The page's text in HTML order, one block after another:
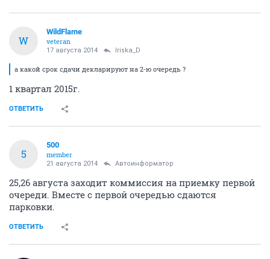
W
WildFlame
veteran
17 августа 2014 Iriska_D
а какой срок сдачи декларируют на 2-ю очередь ?
1 квартал 2015г.
ОТВЕТИТЬ
5
500
member
21 августа 2014 Автоинформатор
25,26 августа заходит коммиссия на приемку первой
очереди. Вместе с первой очередью сдаются
парковки.
ОТВЕТИТЬ